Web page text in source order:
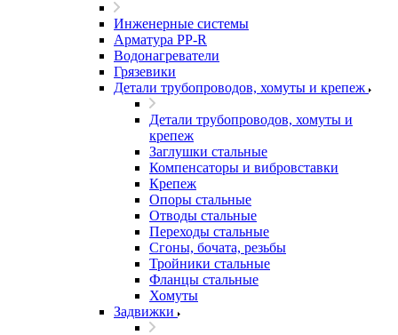
Инженерные системы
Арматура PP-R
Водонагреватели
Грязевики
Детали трубопроводов, хомуты и крепеж
Детали трубопроводов, хомуты и
крепеж
Заглушки стальные
Компенсаторы и вибровставки
Крепеж
Опоры стальные
Отводы стальные
Переходы стальные
Сгоны, бочата, резьбы
Тройники стальные
Фланцы стальные
Хомуты
Задвижки